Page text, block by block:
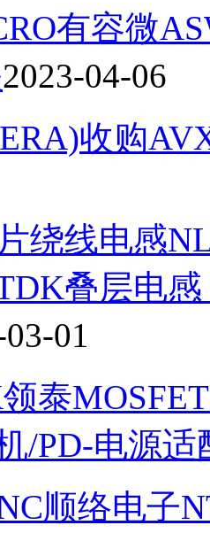
有容微
2023-04-06
收购
绕线电感
叠层电
01
泰
/PD-电源适
顺络电子